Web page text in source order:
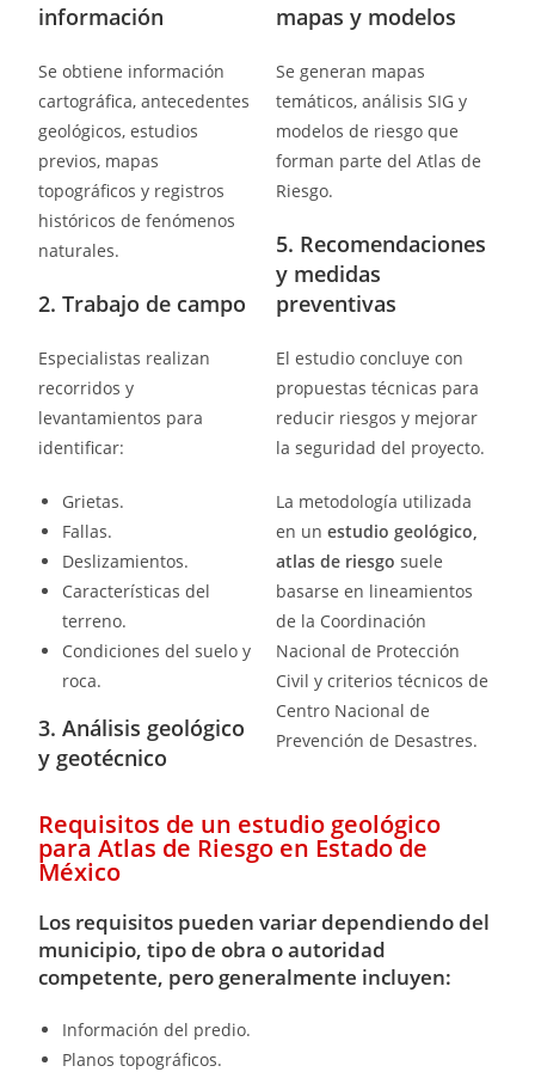
información
Se obtiene información
cartográfica, antecedentes
geológicos, estudios
previos, mapas
topográficos y registros
históricos de fenómenos
naturales.
2. Trabajo de campo
Especialistas realizan
recorridos y
levantamientos para
identificar:
Grietas.
Fallas.
Deslizamientos.
Características del
terreno.
Condiciones del suelo y
roca.
3. Análisis geológico
y geotécnico
mapas y modelos
Se generan mapas
temáticos, análisis SIG y
modelos de riesgo que
forman parte del Atlas de
Riesgo.
5. Recomendaciones
y medidas
preventivas
El estudio concluye con
propuestas técnicas para
reducir riesgos y mejorar
la seguridad del proyecto.
La metodología utilizada
en un estudio geológico,
atlas de riesgo suele
basarse en lineamientos
de la Coordinación
Nacional de Protección
Civil y criterios técnicos de
Centro Nacional de
Prevención de Desastres.
Requisitos de un estudio geológico
para Atlas de Riesgo en Estado de
México
Los requisitos pueden variar dependiendo del
municipio, tipo de obra o autoridad
competente, pero generalmente incluyen:
Información del predio.
Planos topográficos.